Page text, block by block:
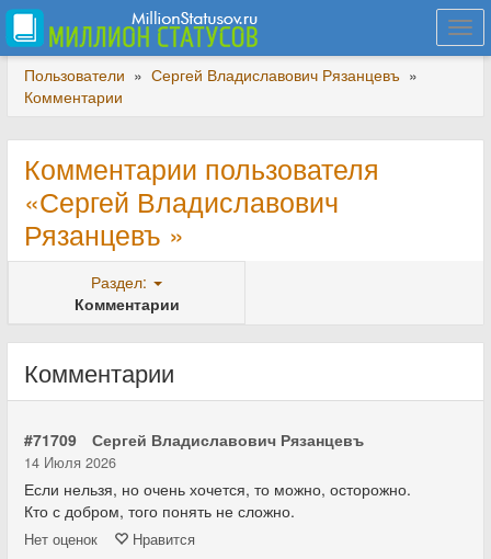
Пользователи » Сергей Владиславович Рязанцевъ »
Комментарии
Комментарии пользователя
«Сергей Владиславович
Рязанцевъ »
Раздел:
Комментарии
Комментарии
#71709 Сергей Владиславович Рязанцевъ
14 Июля 2026
Если нельзя, но очень хочется, то можно, осторожно.
Кто с добром, того понять не сложно.
Нет оценок Нравится